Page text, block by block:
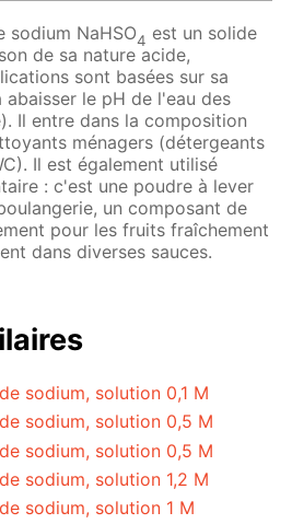
sodium NaHSO4 est un solide
de sa nature acide,
sont basées sur sa
le pH de l'eau des
Il entre dans la composition
ménagers (détergeants
Il est également utilisé
: c'est une poudre à lever
un composant de
pour les fruits fraîchement
dans diverses sauces.
sodium, solution 0,1 M
sodium, solution 0,5 M
sodium, solution 0,5 M
sodium, solution 1,2 M
sodium, solution 1 M